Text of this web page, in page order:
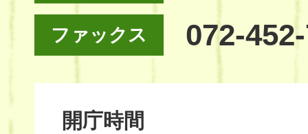
ファックス 072-
開庁時間